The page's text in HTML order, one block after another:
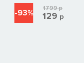
-93% 1799р
129 р